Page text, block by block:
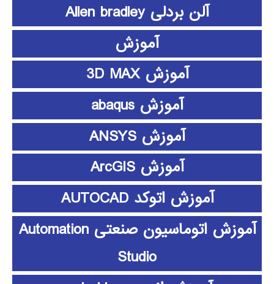
آلن بردلی Allen bradley
آموزش
آموزش 3D MAX
آموزش abaqus
آموزش ANSYS
آموزش ArcGIS
آموزش اتوکد AUTOCAD
آموزش اتوماسیون صنعتی Automation
Studio